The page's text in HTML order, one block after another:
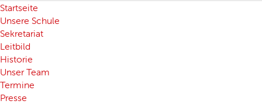
Startseite
Unsere Schule
Sekretariat
Leitbild
Historie
Unser Team
Termine
Presse